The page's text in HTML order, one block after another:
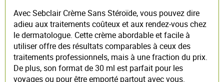
Avec Sebclair Crème Sans Stéroïde, vous pouvez dire
adieu aux traitements coûteux et aux rendez-vous chez
le dermatologue. Cette crème abordable et facile à
utiliser offre des résultats comparables à ceux des
traitements professionnels, mais à une fraction du prix.
De plus, son format de 30 ml est parfait pour les
voyages ou pour être emporté partout avec vous.